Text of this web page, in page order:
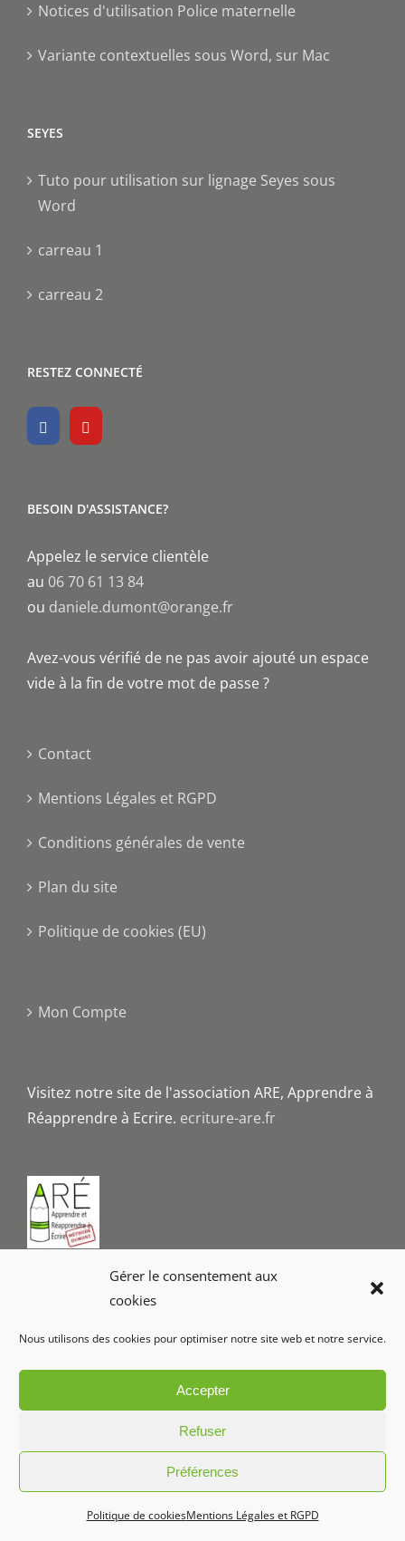
Gérer le consentement aux
cookies
Nous utilisons des cookies pour optimiser notre site web et notre service.
Accepter
Refuser
Préférences
Politique de cookiesMentions Légales et RGPD
Notices d'utilisation Police maternelle
Variante contextuelles sous Word, sur Mac
SEYES
Tuto pour utilisation sur lignage Seyes sous
Word
carreau 1
carreau 2
RESTEZ CONNECTÉ
BESOIN D'ASSISTANCE?
Appelez le service clientèle
au 06 70 61 13 84
ou daniele.dumont@orange.fr
Avez-vous vérifié de ne pas avoir ajouté un espace
vide à la fin de votre mot de passe ?
Contact
Mentions Légales et RGPD
Conditions générales de vente
Plan du site
Politique de cookies (EU)
Mon Compte
Visitez notre site de l'association ARE, Apprendre à
Réapprendre à Ecrire. ecriture-are.fr